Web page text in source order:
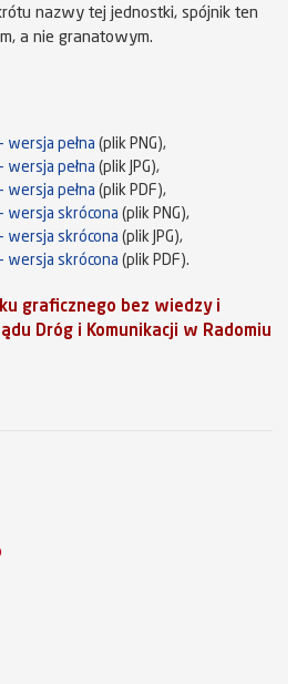
nazwy tej jednostki, spójnik ten
a nie granatowym.
wersja pełna (plik PNG),
wersja pełna (plik JPG),
wersja pełna (plik PDF),
wersja skrócona (plik PNG),
wersja skrócona (plik JPG),
wersja skrócona (plik PDF).
graficznego bez wiedzy i
Dróg i Komunikacji w Radomiu